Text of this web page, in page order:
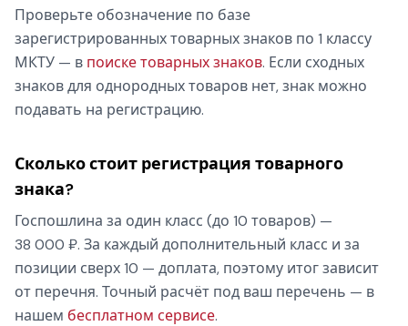
Проверьте обозначение по базе
зарегистрированных товарных знаков по 1 классу
МКТУ — в поиске товарных знаков. Если сходных
знаков для однородных товаров нет, знак можно
подавать на регистрацию.
Сколько стоит регистрация товарного
знака?
Госпошлина за один класс (до 10 товаров) —
38 000 ₽. За каждый дополнительный класс и за
позиции сверх 10 — доплата, поэтому итог зависит
от перечня. Точный расчёт под ваш перечень — в
нашем бесплатном сервисе.